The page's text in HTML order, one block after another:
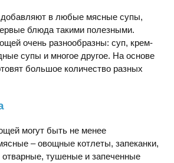
в любые мясные супы,
блюда такими полезными.
очень разнообразны: суп, крем-
супы и многое другое. На основе
большое количество разных
могут быть не менее
– овощные котлеты, запеканки,
отварные, тушеные и запеченные